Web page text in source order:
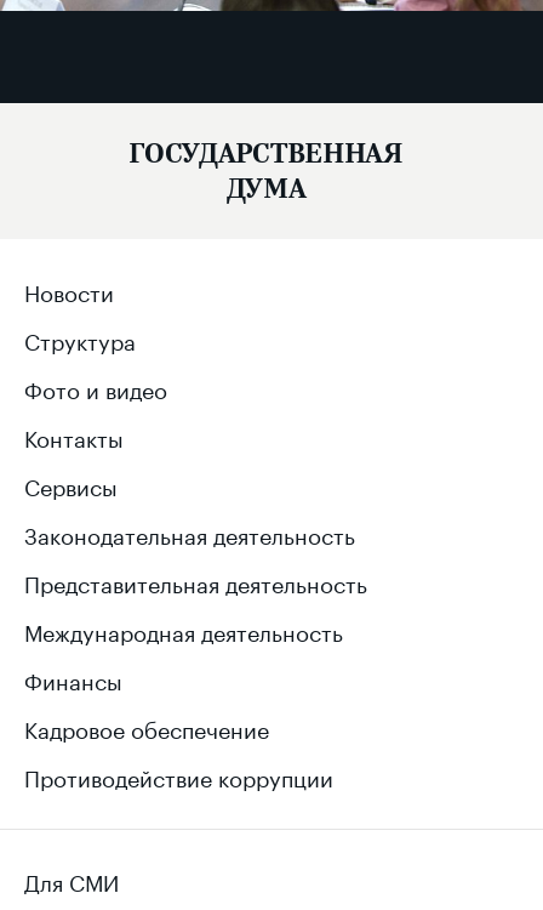
ГОСУДАРСТВЕННАЯ
ДУМА
Новости
Структура
Фото и видео
Контакты
Сервисы
Законодательная деятельность
Представительная деятельность
Международная деятельность
Финансы
Кадровое обеспечение
Противодействие коррупции
Для СМИ